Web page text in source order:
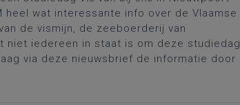
heel wat interessante info over de Vlaamse
de vismijn, de zeeboerderij van
niet iedereen in staat is om deze studiedag
via deze nieuwsbrief de informatie door